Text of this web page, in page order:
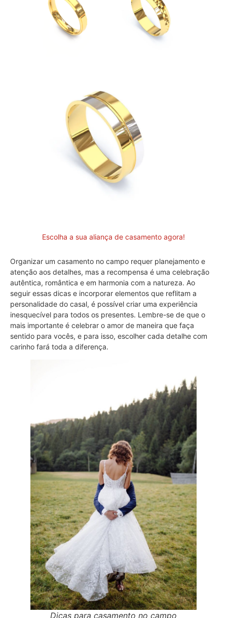
Escolha a sua aliança de casamento agora!
Organizar um casamento no campo requer planejamento e
atenção aos detalhes, mas a recompensa é uma celebração
autêntica, romântica e em harmonia com a natureza. Ao
seguir essas dicas e incorporar elementos que reflitam a
personalidade do casal, é possível criar uma experiência
inesquecível para todos os presentes. Lembre-se de que o
mais importante é celebrar o amor de maneira que faça
sentido para vocês, e para isso, escolher cada detalhe com
carinho fará toda a diferença.
Dicas para casamento no campo